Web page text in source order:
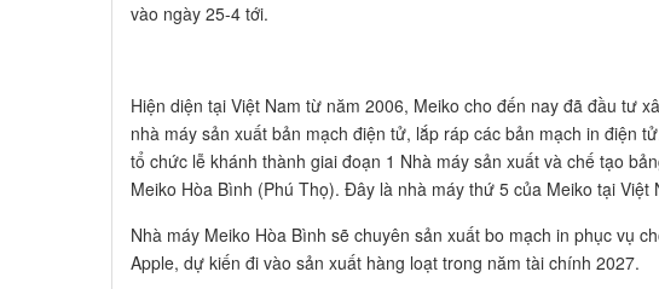
vào ngày 25-4 tới.
Hiện diện tại Việt Nam từ năm 2006, Meiko cho đến nay đã đầu tư
nhà máy sản xuất bản mạch điện tử, lắp ráp các bản mạch in điện
tổ chức lễ khánh thành giai đoạn 1 Nhà máy sản xuất và chế tạo
Meiko Hòa Bình (Phú Thọ). Đây là nhà máy thứ 5 của Meiko tại Việt
Nhà máy Meiko Hòa Bình sẽ chuyên sản xuất bo mạch in phục vụ
Apple, dự kiến đi vào sản xuất hàng loạt trong năm tài chính 2027.